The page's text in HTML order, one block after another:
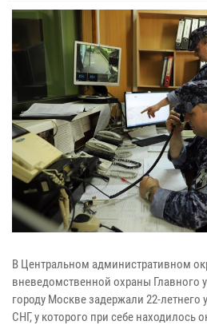
В Центральном административном
вневедомственной охраны Главного
городу Москве задержали 22-летнего
СНГ, у которого при себе находилось